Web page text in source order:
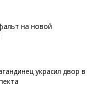
на новой
украсил двор в